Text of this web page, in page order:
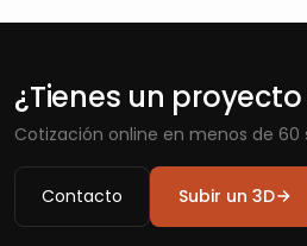
¿Tienes un
Cotización online en menos de 60
Contacto Subir un 3D